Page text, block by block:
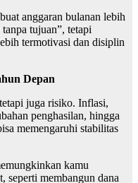
anggaran bulanan lebih
tujuan”, tetapi
termotivasi dan disiplin
Depan
juga risiko. Inflasi,
penghasilan, hingga
memengaruhi stabilitas
kamu
seperti membangun dana